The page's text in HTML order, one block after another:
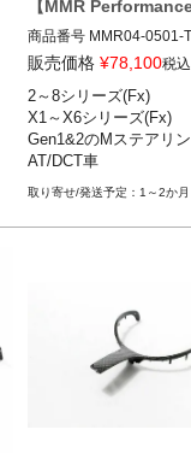
【MMR Performance
商品番号 MMR04-0501-
MMR04-0501-TI
2シリーズ
3シリーズ
4シリーズ
3)
5シリーズ(F07,F10,F90)
7シリーズ(F01,F02)
X3シリーズ(F25,F97)
X4シリーズ(F26,F98)
X5シリーズ(F15,F85,F95)
X6シリーズ(F16,F86,F96)
販売価格 ¥78,100税込
2～8シリーズ(Fx)
X1～X6シリーズ(Fx)
Gen1&2のMステアリ
AT/DCT車
1～2か月